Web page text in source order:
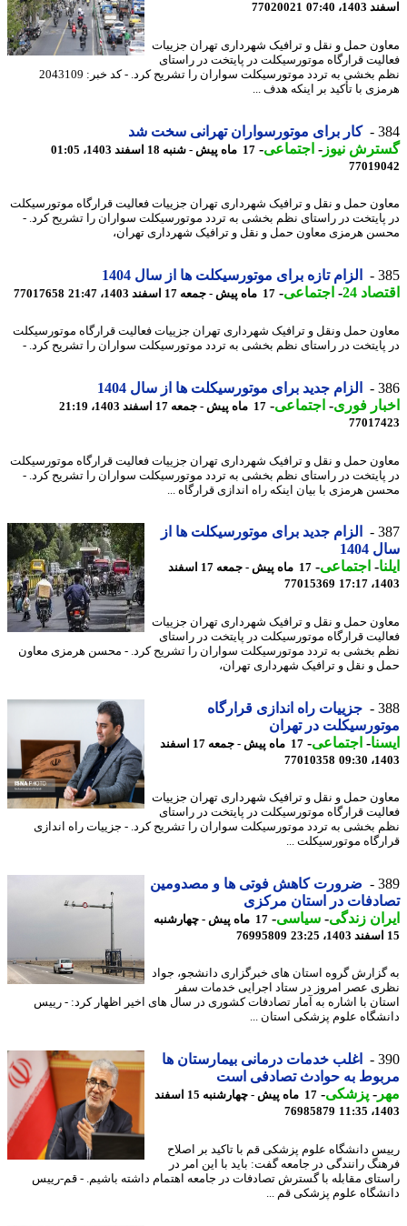
07:40
77020021
حمل و نقل و ترافیک شهرداری تهران جزییات
قرارگاه موتورسیکلت در پایتخت در راستای
نظم بخشی به تردد موتورسیکلت سواران را تشریح کرد. - کد خبر: 2043109
با تأکید بر اینکه هدف ...
کار برای موتورسواران تهرانی سخت شد
نیوز-اجتماعی-17 ماه پیش - شنبه 18 اسفند 1403، 01:05
حمل و نقل و ترافیک شهرداری تهران جزییات فعالیت قرارگاه موتورسیکلت
در راستای نظم بخشی به تردد موتورسیکلت سواران را تشریح کرد. -
هرمزی معاون حمل و نقل و ترافیک شهرداری تهران،
الزام تازه برای موتورسیکلت ها از سال 1404
24
-اجتماعی-17 ماه پیش - جمعه 17 اسفند 1403، 21:47 77017658
حمل ونقل و ترافیک شهرداری تهران جزییات فعالیت قرارگاه موتورسیکلت
در راستای نظم بخشی به تردد موتورسیکلت سواران را تشریح کرد. -
الزام جدید برای موتورسیکلت ها از سال 1404
فوری- اجتماعی-17 ماه پیش - جمعه 17 اسفند 1403، 21:19
حمل و نقل و ترافیک شهرداری تهران جزییات فعالیت قرارگاه موتورسیکلت
در راستای نظم بخشی به تردد موتورسیکلت سواران را تشریح کرد. -
هرمزی با بیان اینکه راه اندازی قرارگاه ...
الزام جدید برای موتورسیکلت ها از
-اجتماعی-
17 ماه پیش - جمعه 17 اسفند
77015369
حمل و نقل و ترافیک شهرداری تهران جزییات
قرارگاه موتورسیکلت در پایتخت در راستای
بخشی به تردد موتورسیکلت سواران را تشریح کرد. - محسن هرمزی معاون
و نقل و ترافیک شهرداری تهران،
جزییات راه اندازی قرارگاه
در تهران
-اجتماعی-
17 ماه پیش - جمعه 17 اسفند
77010358
حمل و نقل و ترافیک شهرداری تهران جزییات
قرارگاه موتورسیکلت در پایتخت در راستای
بخشی به تردد موتورسیکلت سواران را تشریح کرد. - جزییات راه اندازی
موتورسیکلت ...
ضرورت کاهش فوتی ها و مصدومین
در استان مرکزی
زندگی-سیاسی-
17 ماه پیش - چهارشنبه
76995809
گروه استان های خبرگزاری دانشجو، جواد
عصر امروز در ستاد اجرایی خدمات سفر
با اشاره به آمار تصادفات کشوری در سال های اخیر اظهار کرد: - رییس
علوم پزشکی استان ...
اغلب خدمات درمانی بیمارستان ها
به حوادث تصادفی است
-پزشکی-
17 ماه پیش - چهارشنبه 15 اسفند
76985879
دانشگاه علوم پزشکی قم با تاکید بر اصلاح
رانندگی در جامعه گفت: باید با این امر در
مقابله با گسترش تصادفات در جامعه اهتمام داشته باشیم. - قم-رییس
علوم پزشکی قم ...